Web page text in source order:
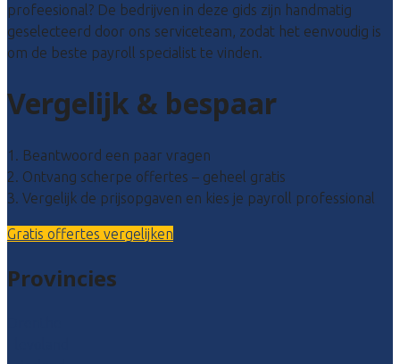
profeesional? De bedrijven in deze gids zijn handmatig
geselecteerd door ons serviceteam, zodat het eenvoudig is
om de beste payroll specialist te vinden.
Vergelijk & bespaar
1. Beantwoord een paar vragen
2. Ontvang scherpe offertes – geheel gratis
3. Vergelijk de prijsopgaven en kies je payroll professional
Gratis offertes vergelijken
Provincies